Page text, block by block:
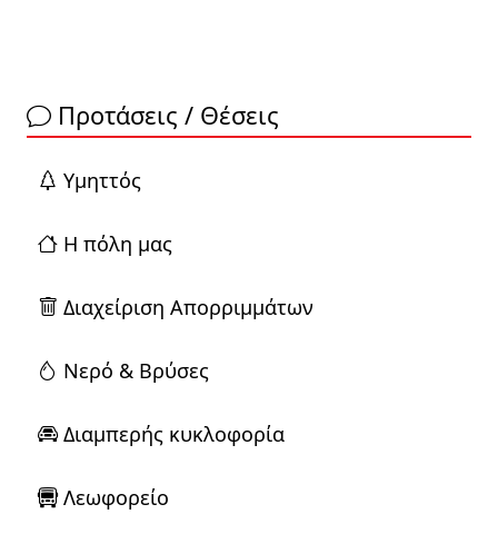
Προτάσεις / Θέσεις
Yμηττός
Η πόλη μας
Διαχείριση Απορριμμάτων
Νερό & Βρύσες
Διαμπερής κυκλοφορία
Λεωφορείο